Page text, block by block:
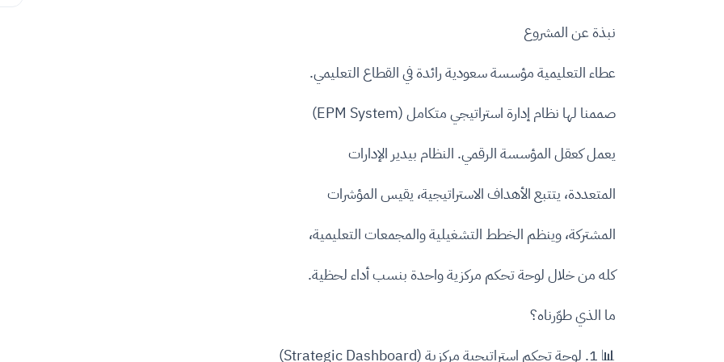
نبذة عن المشروع
عطاء التعليمية مؤسسة سعودية رائدة في القطاع التعليمي.
صممنا لها نظام إدارة استراتيجي متكامل (EPM System)
يعمل كعقل المؤسسة الرقمي. النظام بيدير الإدارات
المتعددة، يتتبع الأهداف الاستراتيجية، يقيس المؤشرات
المشتركة، وينظم الخطط التشغيلية والمجمعات التعليمية،
كله من خلال لوحة تحكم مركزية واحدة بنسب أداء لحظية.
ما الذي طوّرناه؟
📊 1. لوحة تحكم استراتيجية مركزية (Strategic Dashboard)